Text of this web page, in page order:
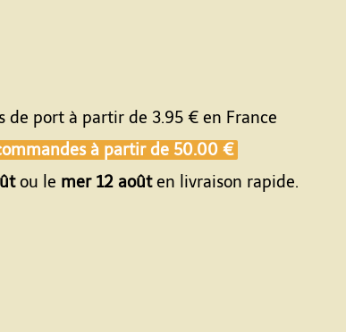
de port à partir de 3.95 € en France
à partir de 50.00 €
ou le mer 12 aoûten livraison rapide.